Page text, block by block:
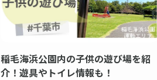
稲毛海浜公園内の子供の遊び場を紹
介！遊具やトイレ情報も！